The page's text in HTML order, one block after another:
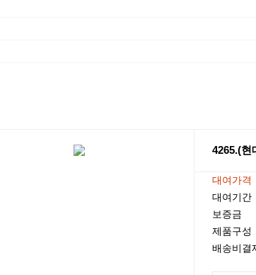
4265.(현
대여가격
대여기간
보증금
제품구성
배송비결